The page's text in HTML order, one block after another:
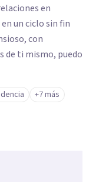
en
un ciclo sin fin
con
de ti mismo, puedo
+7 más